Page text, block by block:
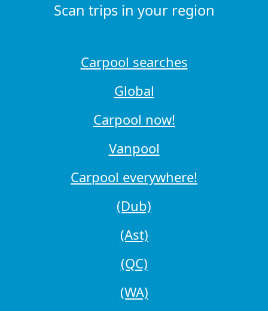
Scan trips in your region
Carpool searches
Global
Carpool now!
Vanpool
Carpool everywhere!
(Dub)
(Ast)
(QC)
(WA)